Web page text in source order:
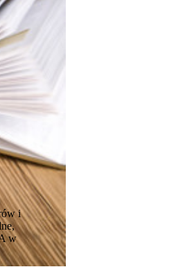
i
w